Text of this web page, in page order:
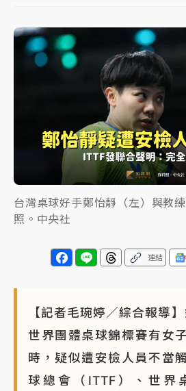
中租控股7月營收創今年新高 前7
和欣客運總裁逝世！少
腳鐐提前奔靈堂畫面曝
處置制度大變革！ 證交所今起
數與撮合時間
才續任就飛美國大學面試 清大
到來時引起我的好奇
白海豚颱風解除海警 西南風來
分析｜ 7月營收甫首破單月9000
盟 兩大愛徒向他致
台灣桌球好手鄭怡靜（左）與教
照。中央社
連結
【記者毛琬婷／綜合報導
世界團體桌球錦標賽有女
時，疑似遭安檢人員不當
球總會（ITTF）、世界